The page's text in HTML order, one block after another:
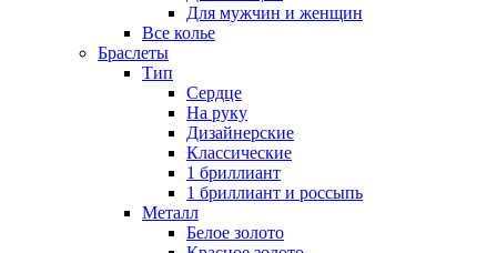
Для мужчин и женщин
Все колье
Браслеты
Тип
Сердце
На руку
Дизайнерские
Классические
1 бриллиант
1 бриллиант и россыпь
Металл
Белое золото